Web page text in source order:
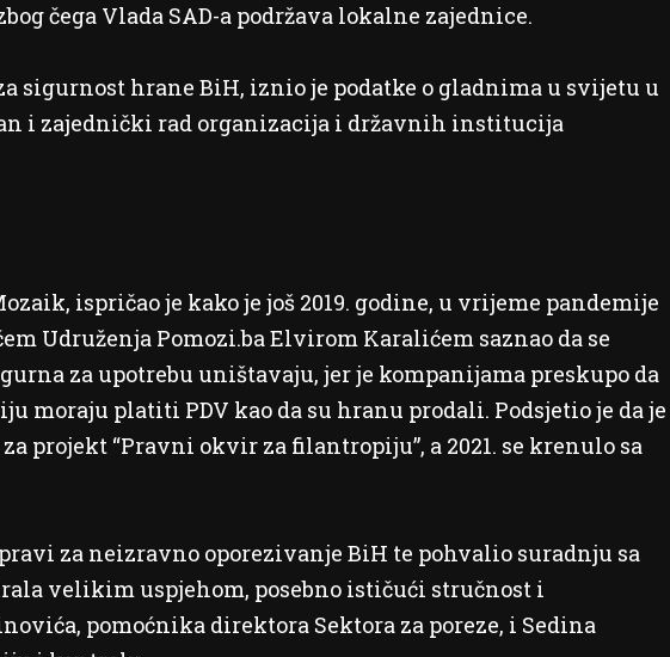
čega Vlada SAD-a podržava lokalne zajednice.
sigurnost hrane BiH, iznio je podatke o gladnima u svijetu u
i zajednički rad organizacija i državnih institucija
ispričao je kako je još 2019. godine, u vrijeme pandemije
Udruženja Pomozi.ba Elvirom Karalićem saznao da se
za upotrebu uništavaju, jer je kompanijama preskupo da
moraju platiti PDV kao da su hranu prodali. Podsjetio je da je
projekt “Pravni okvir za filantropiju”, a 2021. se krenulo sa
za neizravno oporezivanje BiH te pohvalio suradnju sa
velikim uspjehom, posebno ističući stručnost i
pomoćnika direktora Sektora za poreze, i Sedina